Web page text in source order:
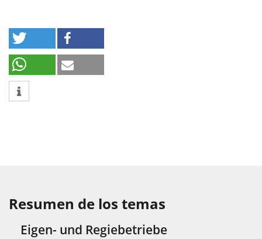
Resumen de los temas
Eigen- und Regiebetriebe